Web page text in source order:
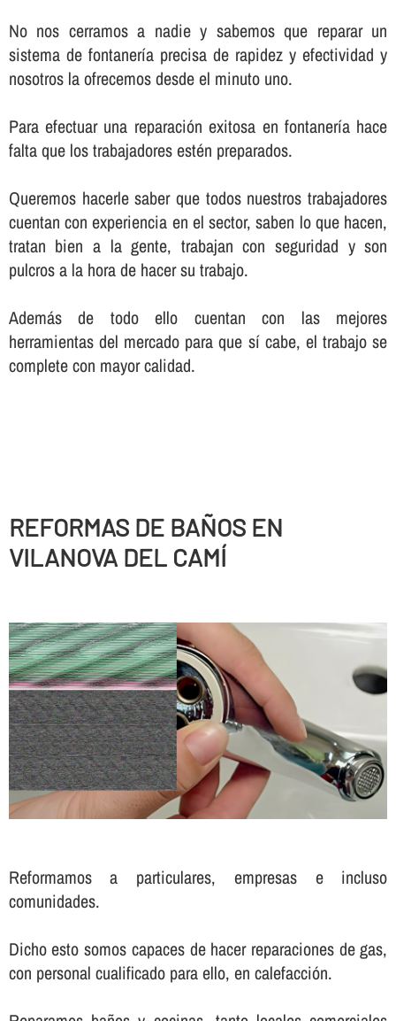
No nos cerramos a nadie y sabemos que reparar un
sistema de fontanerí­a precisa de rapidez y efectividad y
nosotros la ofrecemos desde el minuto uno.
Para efectuar una reparación exitosa en fontanerí­a hace
falta que los trabajadores estén preparados.
Queremos hacerle saber que todos nuestros trabajadores
cuentan con experiencia en el sector, saben lo que hacen,
tratan bien a la gente, trabajan con seguridad y son
pulcros a la hora de hacer su trabajo.
Además de todo ello cuentan con las mejores
herramientas del mercado para que sí­ cabe, el trabajo se
complete con mayor calidad.
REFORMAS DE BAÑOS EN
VILANOVA DEL CAMÍ
Reformamos a particulares, empresas e incluso
comunidades.
Dicho esto somos capaces de hacer reparaciones de gas,
con personal cualificado para ello, en calefacción.